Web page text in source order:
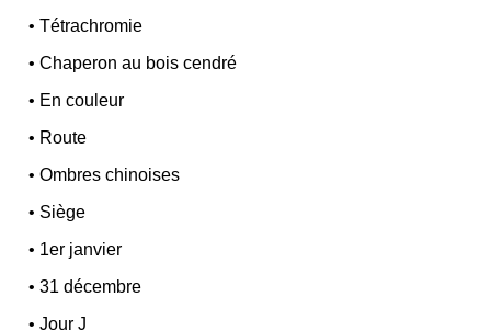
•Tétrachromie
•Chaperon au bois cendré
• En couleur
• Route
•Ombres chinoises
• Siège
• 1er janvier
•31 décembre
•Jour J